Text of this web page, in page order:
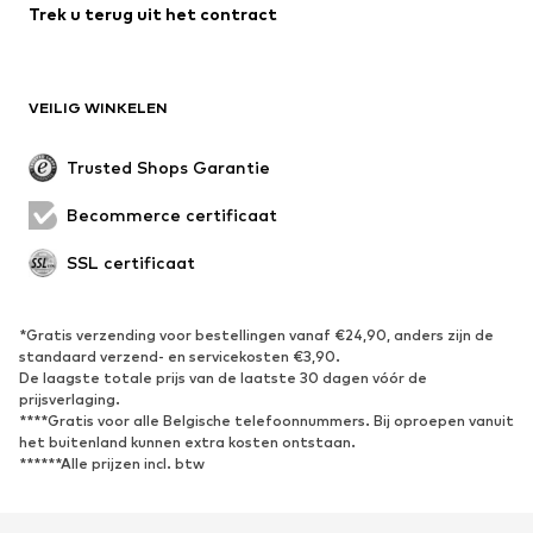
Trek u terug uit het contract
VEILIG WINKELEN
Trusted Shops Garantie
Becommerce certificaat
SSL certificaat
*Gratis verzending voor bestellingen vanaf €24,90, anders zijn de
standaard verzend- en servicekosten €3,90.
De laagste totale prijs van de laatste 30 dagen vóór de
prijsverlaging.
****Gratis voor alle Belgische telefoonnummers. Bij oproepen vanuit
het buitenland kunnen extra kosten ontstaan.
******Alle prijzen incl. btw